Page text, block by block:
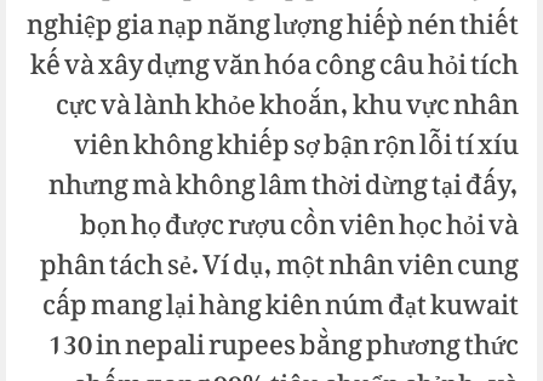
nghiệp gia nạp năng lượng hiếp̀ nén thiết
kế và xây dựng văn hóa công câu hỏi tích
cực và lành khỏe khoắn, khu vực nhân
viên không khiếp sợ bận rộn lỗi tí xíu
nhưng mà không lâm thời dừng tại đấy,
bọn họ được rượu cồn viên học hỏi và
phân tách sẻ. Ví dụ, một nhân viên cung
cấp mang lại hàng kiên núm đạt kuwait
130 in nepali rupees bằng phương thức